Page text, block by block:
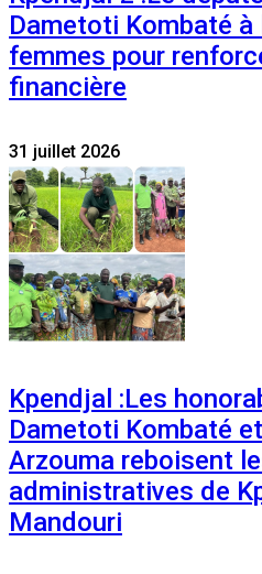
Dametoti Kombaté à
femmes pour
financière
31 juillet 2026
Kpendjal :Les
Dametoti Kombaté
Arzouma reboisent
administratives de
Mandouri